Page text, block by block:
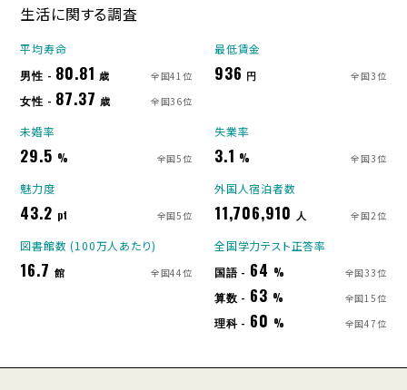
生活に関する調査
平均寿命
男性 - 80.81 歳 全国41位
女性 - 87.37 歳 全国36位
最低賃金
936 円 全国3位
未婚率
29.5 % 全国5位
失業率
3.1 % 全国3位
魅力度
43.2 pt 全国5位
外国人宿泊者数
11,706,910 人 全国2位
図書館数 (100万人あたり)
16.7 館 全国44位
全国学力テスト正答率
国語 - 64 % 全国33位
算数 - 63 % 全国15位
理科 - 60 % 全国47位